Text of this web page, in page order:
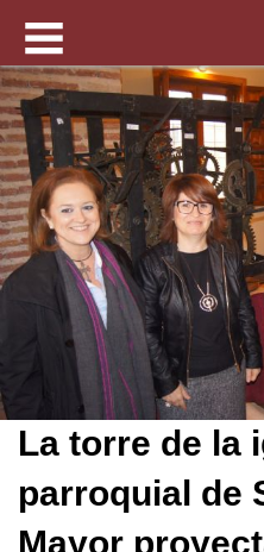
La torre de la
parroquial de
Mayor